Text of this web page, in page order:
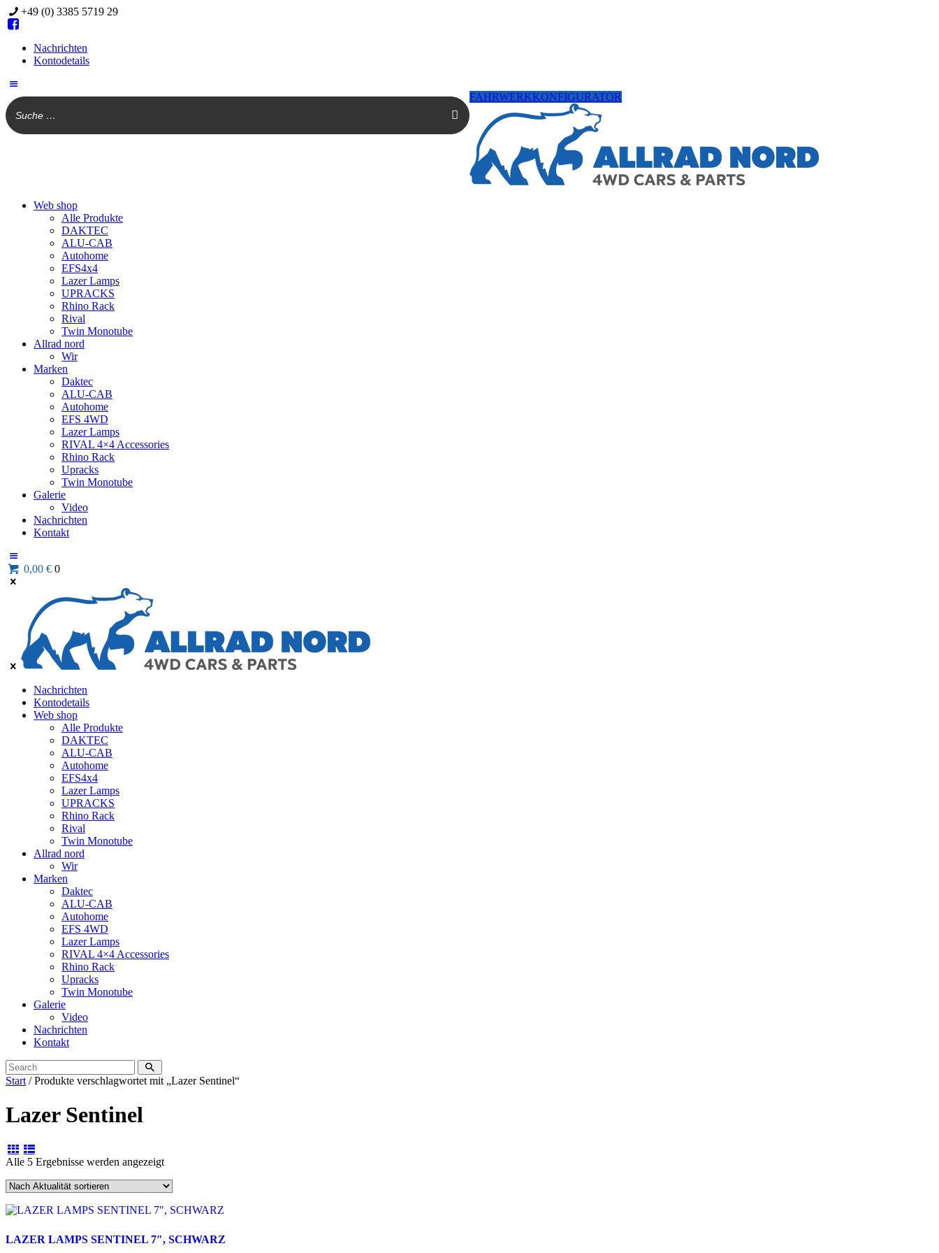
+49 (0) 3385 5719 29
Nachrichten
Kontodetails
FAHRWERKKONFIGURATOR
Web shop
Alle Produkte
DAKTEC
ALU-CAB
Autohome
EFS4x4
Lazer Lamps
UPRACKS
Rhino Rack
Rival
Twin Monotube
Allrad nord
Wir
Marken
Daktec
ALU-CAB
Autohome
EFS 4WD
Lazer Lamps
RIVAL 4×4 Accessories
Rhino Rack
Upracks
Twin Monotube
Galerie
Video
Nachrichten
Kontakt
0,00 € 0
Nachrichten
Kontodetails
Web shop
Alle Produkte
DAKTEC
ALU-CAB
Autohome
EFS4x4
Lazer Lamps
UPRACKS
Rhino Rack
Rival
Twin Monotube
Allrad nord
Wir
Marken
Daktec
ALU-CAB
Autohome
EFS 4WD
Lazer Lamps
RIVAL 4×4 Accessories
Rhino Rack
Upracks
Twin Monotube
Galerie
Video
Nachrichten
Kontakt
Start / Produkte verschlagwortet mit „Lazer Sentinel“
Lazer Sentinel
Alle 5 Ergebnisse werden angezeigtNach
sortiert
LAZER LAMPS SENTINEL 7″, SCHWARZ